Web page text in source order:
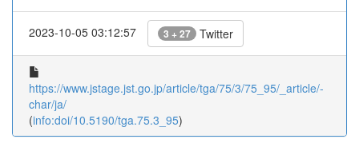
2023-10-05 03:12:57 3 + 27 Twitter
https://www.jstage.jst.go.jp/article/tga/75/3/75_95/_article/-
char/ja/
(info:doi/10.5190/tga.75.3_95)